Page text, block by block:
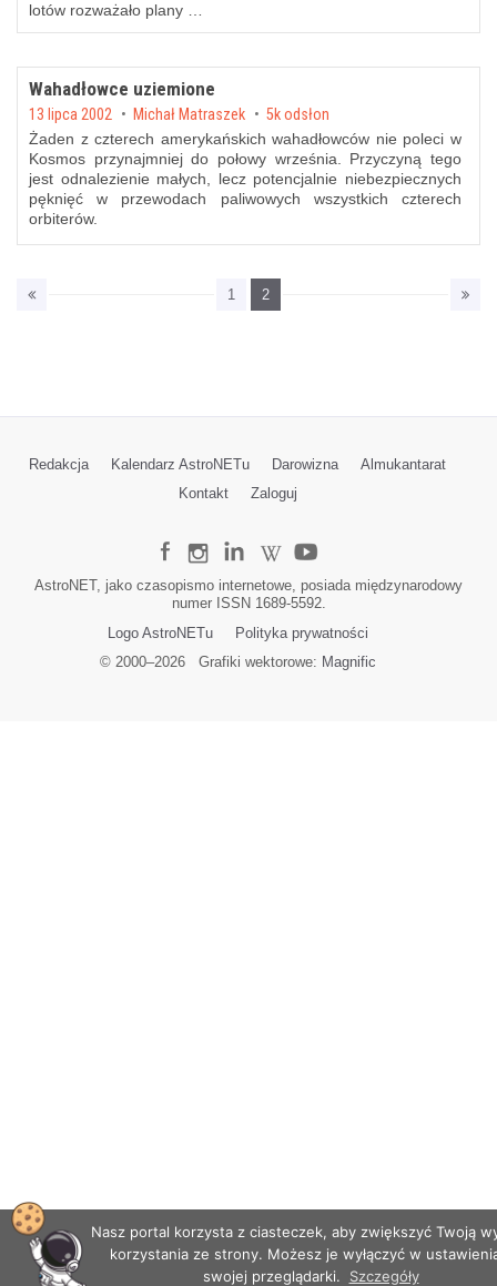
lotów rozważało plany …
Wahadłowce uziemione
Posted on
13 lipca 2002 by Michał Matraszek 5k odsłon
Żaden z czterech amerykańskich wahadłowców nie poleci w
Kosmos przynajmniej do połowy września. Przyczyną tego
jest odnalezienie małych, lecz potencjalnie niebezpiecznych
pęknięć w przewodach paliwowych wszystkich czterech
orbiterów.
1 2
Redakcja Kalendarz AstroNETu Darowizna
Almukantarat
Kontakt
Zaloguj
AstroNET, jako czasopismo internetowe, posiada międzynarodowy
numer ISSN 1689-5592.
Logo AstroNETu
Polityka prywatności
© 2000–2026Grafiki wektorowe: Magnific
Nasz portal korzysta z ciasteczek, aby zwiększyć Twoją
korzystania ze strony. Możesz je wyłączyć w
swojej przeglądarki.
Szczegóły